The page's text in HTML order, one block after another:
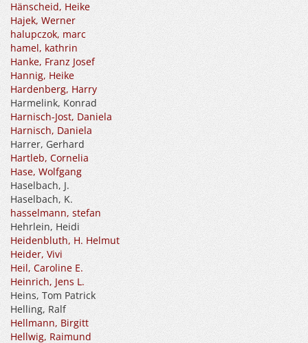
Hänscheid, Heike
Hajek, Werner
halupczok, marc
hamel, kathrin
Hanke, Franz Josef
Hannig, Heike
Hardenberg, Harry
Harmelink, Konrad
Harnisch-Jost, Daniela
Harnisch, Daniela
Harrer, Gerhard
Hartleb, Cornelia
Hase, Wolfgang
Haselbach, J.
Haselbach, K.
hasselmann, stefan
Hehrlein, Heidi
Heidenbluth, H. Helmut
Heider, Vivi
Heil, Caroline E.
Heinrich, Jens L.
Heins, Tom Patrick
Helling, Ralf
Hellmann, Birgitt
Hellwig, Raimund